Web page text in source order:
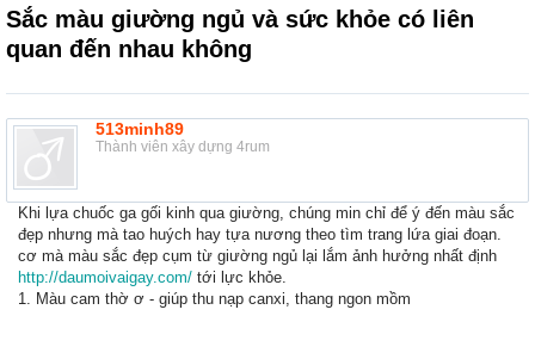
Sắc màu giường ngủ và sức khỏe có liên
quan đến nhau không
513minh89
Thành viên xây dựng 4rum
Khi lựa chuốc ga gối kinh qua giường, chúng min chỉ để ý đến màu sắc
đẹp nhưng mà tao huých hay tựa nương theo tìm trang lứa giai đoạn.
cơ mà màu sắc đẹp cụm từ giường ngủ lại lắm ảnh hưởng nhất định
http://daumoivaigay.com/ tới lực khỏe.
1. Màu cam thờ ơ - giúp thu nạp canxi, thang ngon mồm